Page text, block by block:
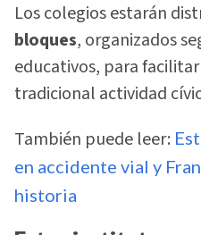
Los colegios estarán
bloques, organizados
educativos, para
tradicional actividad
También puede leer:
en accidente vial y
historia